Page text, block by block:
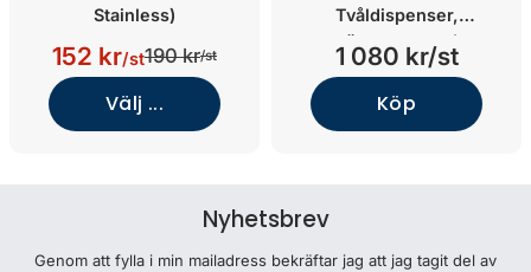
Stainless)
152 kr/st190 kr/st
Välj ...
Tvåldispenser,
väggmonterad
(Mässing/Porslin)
1 080 kr/st
Köp
Nyhetsbrev
Genom att fylla i min mailadress bekräftar jag att jag tagit del av